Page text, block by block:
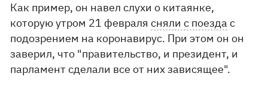
Как пример, он навел слухи о китаянке,
которую утром 21 февралясняли с поезда с
подозрением на коронавирус. При этом он он
заверил, что "правительство, и президент, и
парламент сделали все от них зависящее".